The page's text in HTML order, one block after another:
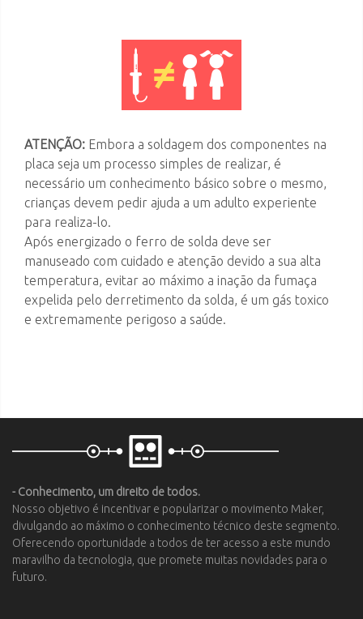
ATENÇÃO: Embora a soldagem dos componentes na
placa seja um processo simples de realizar, é
necessário um conhecimento básico sobre o mesmo,
crianças devem pedir ajuda a um adulto experiente
para realiza-lo.
Após energizado o ferro de solda deve ser
manuseado com cuidado e atenção devido a sua alta
temperatura, evitar ao máximo a inação da fumaça
expelida pelo derretimento da solda, é um gás toxico
e extremamente perigoso a saúde.
- Conhecimento, um direito de todos.
Nosso objetivo é incentivar e popularizar o movimento Maker,
divulgando ao máximo o conhecimento técnico deste segmento.
Oferecendo oportunidade a todos de ter acesso a este mundo
maravilho da tecnologia, que promete muitas novidades para o
futuro.